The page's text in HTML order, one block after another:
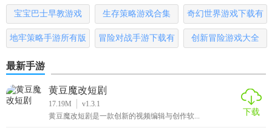
宝宝巴士早教游戏 生存策略游戏合集
奇幻世界游戏下载有
哪些
地牢策略手游所有版
冒险对战手游下载有
创新冒险游戏大全
最新手游
黄豆魔改短剧
17.19M
v1.3.1
黄豆魔改短剧是一款创新的视频编辑与创作软...
下载